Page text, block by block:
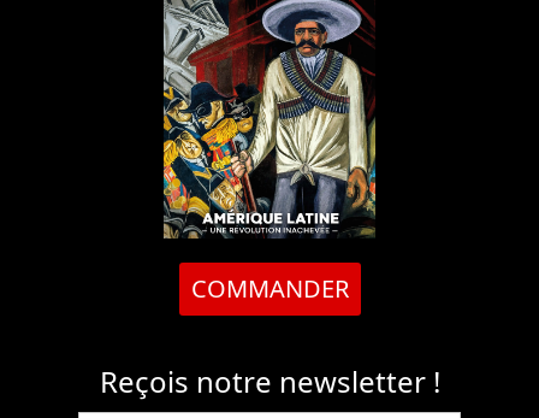
COMMANDER
Reçois notre newsletter !